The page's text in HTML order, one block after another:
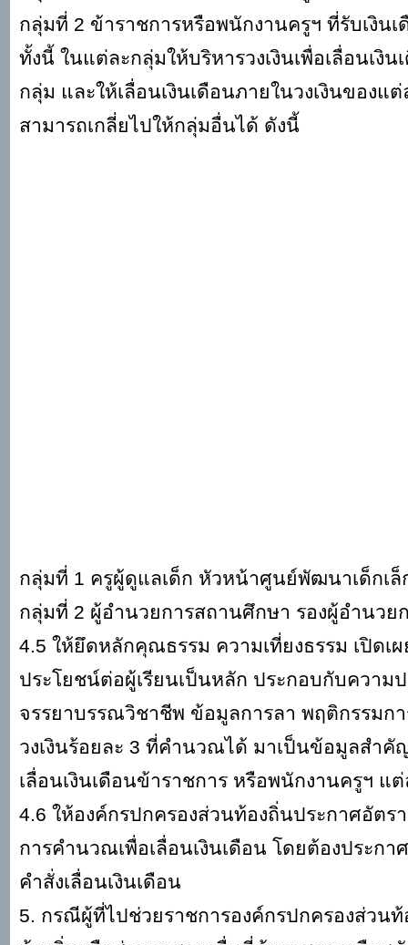
กลุ่มที่ 2 ข้าราชการหรือพนักงานครูฯ ที่รับเงิน
ทั้งนี้ ในแต่ละกลุ่มให้บริหารวงเงินเพื่อเลื่อนเงิ
กลุ่ม และให้เลื่อนเงินเดือนภายในวงเงินของแ
สามารถเกลี่ยไปให้กลุ่มอื่นได้ ดังนี้
กลุ่มที่ 1 ครูผู้ดูแลเด็ก หัวหน้าศูนย์พัฒนาเด็กเล็
กลุ่มที่ 2 ผู้อำนวยการสถานศึกษา รองผู้อำนว
4.5 ให้ยึดหลักคุณธรรม ความเที่ยงธรรม เปิด
ประโยชน์ต่อผู้เรียนเป็นหลัก ประกอบกับควา
จรรยาบรรณวิชาชีพ ข้อมูลการลา พฤติกรรมก
วงเงินร้อยละ 3 ที่คำนวณได้ มาเป็นข้อมูลสำ
เลื่อนเงินเดือนข้าราชการ หรือพนักงานครูฯ แ
4.6 ให้องค์กรปกครองส่วนท้องถิ่นประกาศอัต
การคำนวณเพื่อเลื่อนเงินเดือน โดยต้องประก
คำสั่งเลื่อนเงินเดือน
5. กรณีผู้ที่ไปช่วยราชการองค์กรปกครองส่วน